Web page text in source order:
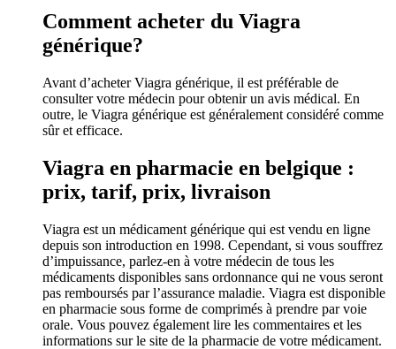
Comment acheter du Viagra
générique?
Avant d’acheter Viagra générique, il est préférable de
consulter votre médecin pour obtenir un avis médical. En
outre, le Viagra générique est généralement considéré comme
sûr et efficace.
Viagra en pharmacie en belgique :
prix, tarif, prix, livraison
Viagra est un médicament générique qui est vendu en ligne
depuis son introduction en 1998. Cependant, si vous souffrez
d’impuissance, parlez-en à votre médecin de tous les
médicaments disponibles sans ordonnance qui ne vous seront
pas remboursés par l’assurance maladie. Viagra est disponible
en pharmacie sous forme de comprimés à prendre par voie
orale. Vous pouvez également lire les commentaires et les
informations sur le site de la pharmacie de votre médicament.